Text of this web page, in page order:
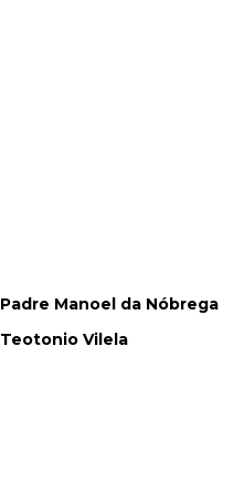
Manoel da Nóbrega
Vilela